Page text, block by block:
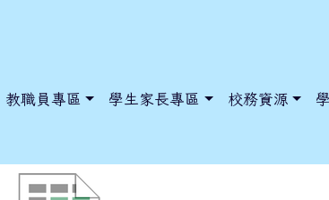
教職員專區 學生家長專區 校務資源
學年度上學期第12週